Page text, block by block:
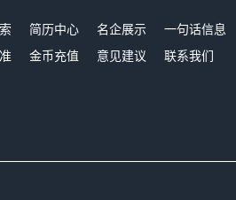
简历中心 名企展示 一句话信息
金币充值 意见建议 联系我们